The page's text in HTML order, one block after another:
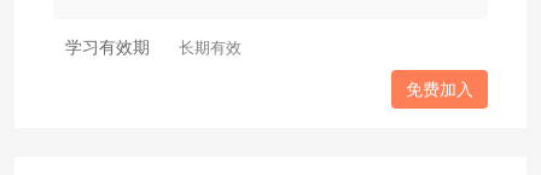
学习有效期 长期有效
免费加入